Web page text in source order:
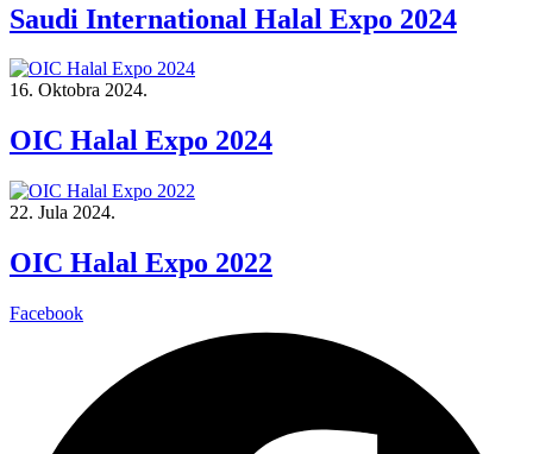
Saudi International Halal Expo 2024
16. Oktobra 2024.
OIC Halal Expo 2024
22. Jula 2024.
OIC Halal Expo 2022
Facebook